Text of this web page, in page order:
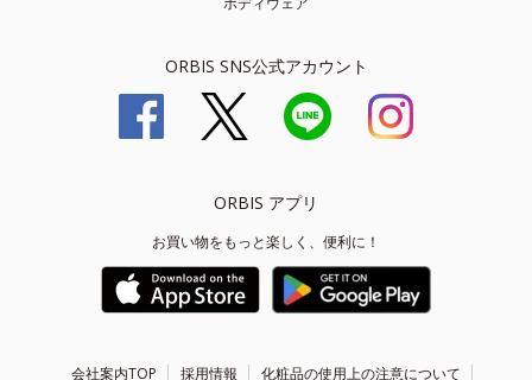
ORBIS SNS公式アカウント
ORBIS アプリ
お買い物をもっと楽しく、便利に！
会社案内TOP 採用情報 化粧品の使用上の注意について